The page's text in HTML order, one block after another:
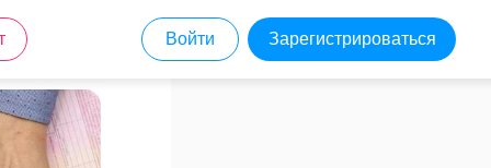
Зарегистрироваться
Войти